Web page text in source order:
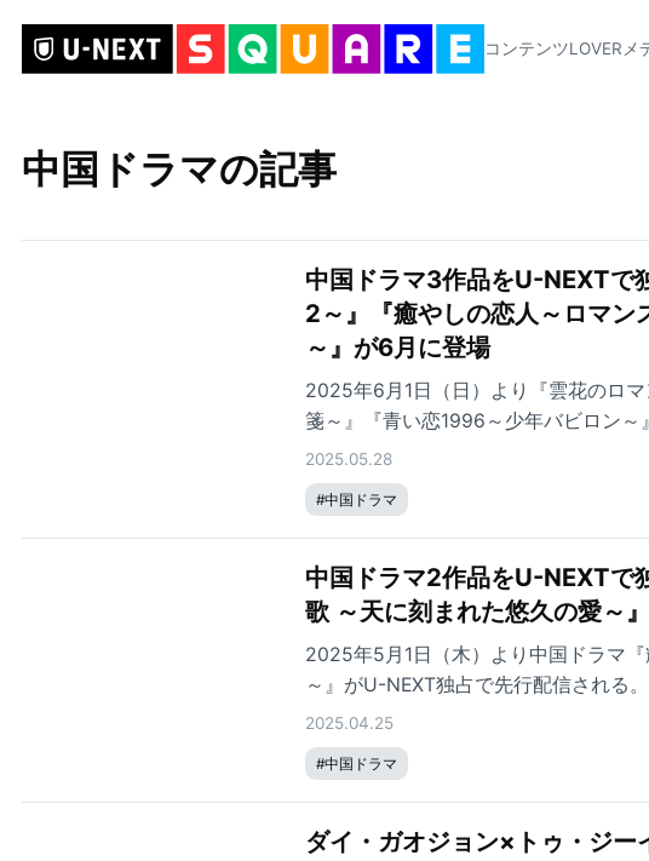
コンテンツLOVERメ
中国ドラマの記事
中国ドラマ3作品をU-NEXTで
2～』『癒やしの恋人～ロマ
～』が6月に登場
2025年6月1日（日）より『雲花のロ
箋～』『青い恋1996～少年バビロン～
2025.05.28
#中国ドラマ
中国ドラマ2作品をU-NEXTで
歌 ～天に刻まれた悠久の愛～
2025年5月1日（木）より中国ドラマ
～』がU-NEXT独占で先行配信される。
2025.04.25
#中国ドラマ
ダイ・ガオジョン×トゥ・ジー